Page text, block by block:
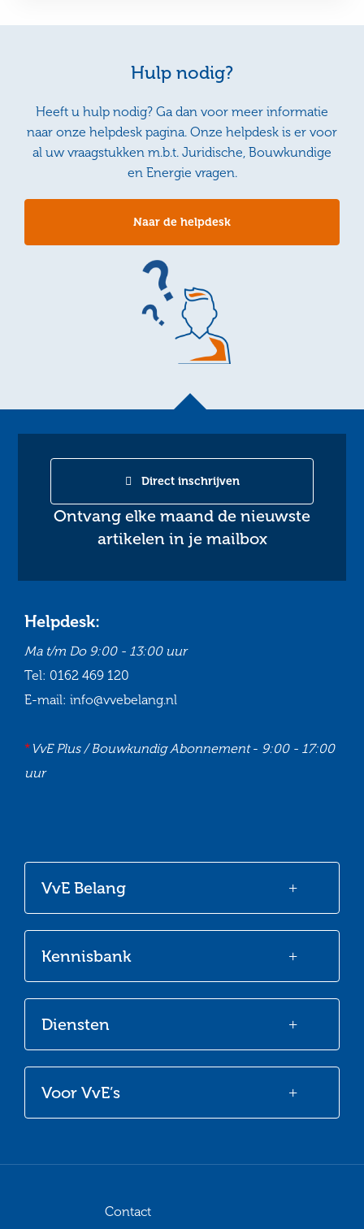
Hulp nodig?
Heeft u hulp nodig? Ga dan voor meer informatie
naar onze helpdesk pagina. Onze helpdesk is er voor
al uw vraagstukken m.b.t. Juridische, Bouwkundige
en Energie vragen.
Naar de helpdesk
Ontvang elke maand de nieuwste
artikelen in je mailbox
Direct inschrijven
Voor VvE’s
Diensten
Kennisbank
VvE Belang
Helpdesk:
Ma t/m Do 9:00 - 13:00 uur
Tel: 0162 469 120
E-mail: info@vvebelang.nl
*VvE Plus / Bouwkundig Abonnement- 9:00 - 17:00
uur
Facebook
Contact